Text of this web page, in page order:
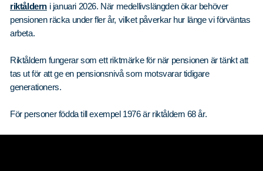
riktåldern i januari 2026. När medellivslängden ökar behöver
pensionen räcka under fler år, vilket påverkar hur länge vi förväntas
arbeta.
Riktåldern fungerar som ett riktmärke för när pensionen är tänkt att
tas ut för att ge en pensionsnivå som motsvarar tidigare
generationers.
För personer födda till exempel 1976 är riktåldern 68 år.